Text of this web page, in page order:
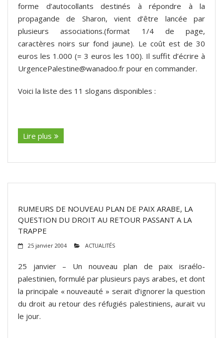
forme d’autocollants destinés à répondre à la
propagande de Sharon, vient d’être lancée par
plusieurs associations.(format 1/4 de page,
caractères noirs sur fond jaune). Le coût est de 30
euros les 1.000 (= 3 euros les 100). Il suffit d’écrire à
UrgencePalestine@wanadoo.fr pour en commander.
Voici la liste des 11 slogans disponibles :
Lire plus
RUMEURS DE NOUVEAU PLAN DE PAIX ARABE, LA
QUESTION DU DROIT AU RETOUR PASSANT A LA
TRAPPE
25 janvier 2004 ACTUALITÉS
25 janvier – Un nouveau plan de paix israélo-
palestinien, formulé par plusieurs pays arabes, et dont
la principale « nouveauté » serait d’ignorer la question
du droit au retour des réfugiés palestiniens, aurait vu
le jour.